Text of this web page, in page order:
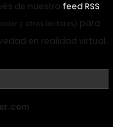
de nuestro feed RSS
y otros lectores) para
en realidad virtual.